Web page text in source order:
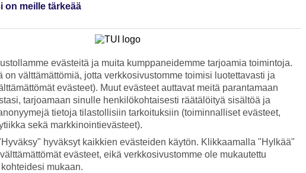
on meille tärkeää
evästeitä ja muita kumppaneidemme tarjoamia toimintoja.
on välttämättömiä, jotta verkkosivustomme toimisi luotettavasti ja
evästeet). Muut evästeet auttavat meitä parantamaan
tarjoamaan sinulle henkilökohtaisesti räätälöityä sisältöä ja
tietoja tilastollisiin tarkoituksiin (toiminnalliset evästeet,
sekä markkinointievästeet).
hyväksyt kaikkien evästeiden käytön. Klikkaamalla "Hylkää"
evästeet, eikä verkkosivustomme ole mukautettu
mukaan.